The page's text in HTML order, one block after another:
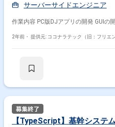
サーバーサイドエンジニア
作業内容 PC版DJアプリの開発 GUIの
2年前・ 提供元: ココナラテック（旧：フリエ
【TypeScript】基幹システ